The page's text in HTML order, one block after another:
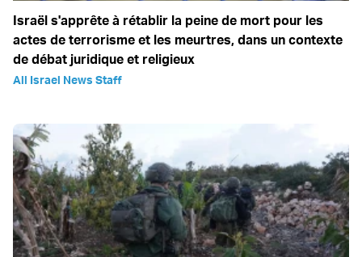
Israël s'apprête à rétablir la peine de mort pour les
actes de terrorisme et les meurtres, dans un contexte
de débat juridique et religieux
All Israel News Staff